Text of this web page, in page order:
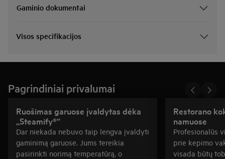
Gaminio dokumentai
Visos specifikacijos
Pagrindiniai privalumai
Ruošimas garuose įvaldytas dėka
„Steamify®“
Dar niekada nebuvo taip lengva įvaldyti
gaminimą garuose. Jums tereikia
pasirinkti norimą temperatūrą, o
Restorano
namuose
Profesionalūs
prie kepimo
visada būtų